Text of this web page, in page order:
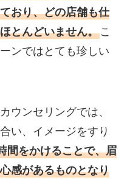
おり、どの店舗も仕
とんどいません。こ
ンではとても珍しい
ウンセリングでは、
い、イメージをすり
間をかけることで、眉
感があるものとなり